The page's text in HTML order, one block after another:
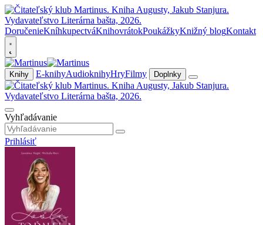
DoručenieKníhkupectváKnihovrátokPoukážkyKnižný blogKontakt
Knihy E-knihyAudioknihyHryFilmy Doplnky
Vyhľadávanie
Prihlásiť